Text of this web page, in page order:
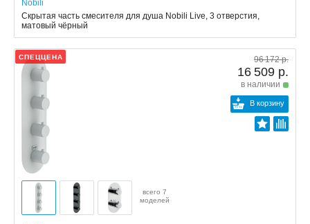
Nobili
Скрытая часть смесителя для душа Nobili Live, 3 отверстия,
матовый чёрный
СПЕЦЦЕНА 96 172 р.
16 509 р.
в наличии
В корзину
всего 7
моделей